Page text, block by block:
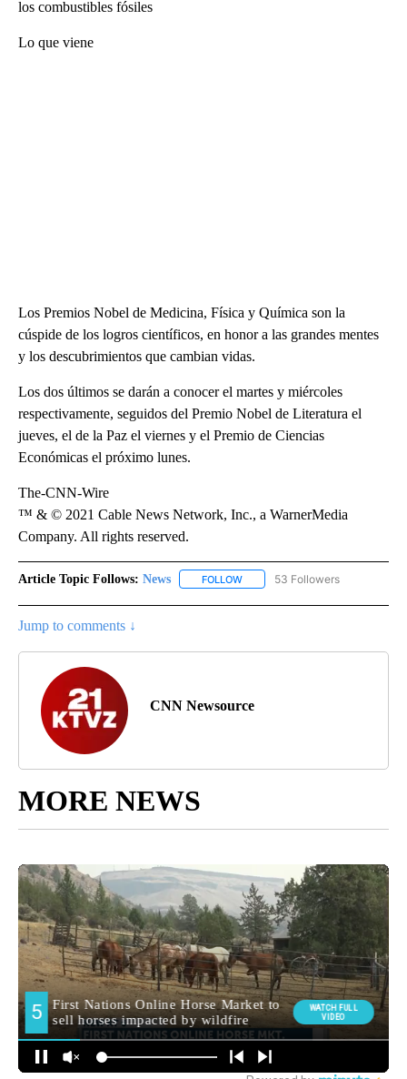
los combustibles fósiles
Lo que viene
Los Premios Nobel de Medicina, Física y Química son la
cúspide de los logros científicos, en honor a las grandes mentes
y los descubrimientos que cambian vidas.
Los dos últimos se darán a conocer el martes y miércoles
respectivamente, seguidos del Premio Nobel de Literatura el
jueves, el de la Paz el viernes y el Premio de Ciencias
Económicas el próximo lunes.
The-CNN-Wire
™ & © 2021 Cable News Network, Inc., a WarnerMedia
Company. All rights reserved.
Article Topic Follows: News FOLLOW FOLLOW "NEWS" TO RECEIVE
53 Followers
Jump to comments ↓
CNN Newsource
MORE NEWS